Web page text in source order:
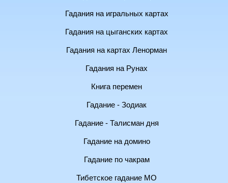
Гадания на игральных картах
Гадания на цыганских картах
Гадания на картах Ленорман
Гадания на Рунах
Книга перемен
Гадание - Зодиак
Гадание - Талисман дня
Гадание на домино
Гадание по чакрам
Тибетское гадание МО